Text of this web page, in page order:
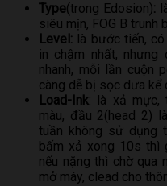
Type(trong Edosion):
siêu mịn, FOG B trunh
Level: là bước tiến,
in chậm nhất,
nhanh, mỗi lần cuộn
càng dễ bị sọc dưa kể
Load-Ink: là xả mực,
màu, đầu 2(head 2)
tuần không sử dụng
bấm xả xong 10s thì
nếu nặng thì chờ qua
mở máy, clead cho